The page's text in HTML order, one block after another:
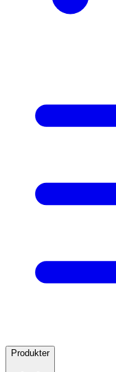
Produkter